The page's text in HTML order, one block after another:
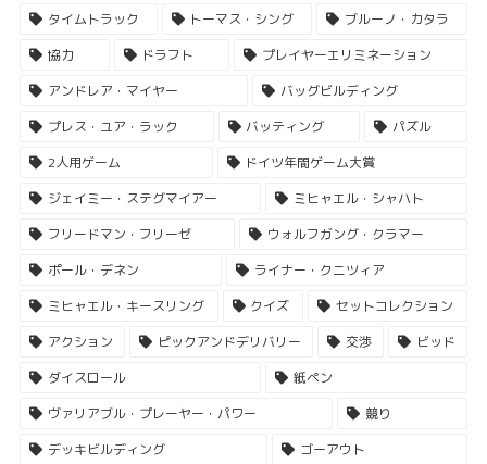
タイムトラック
トーマス・シング
ブルーノ・カタラ
協力
ドラフト
プレイヤーエリミネーション
アンドレア・マイヤー
バッグビルディング
プレス・ユア・ラック
バッティング
パズル
2人用ゲーム
ドイツ年間ゲーム大賞
ジェイミー・ステグマイアー
ミヒャエル・シャハト
フリードマン・フリーゼ
ウォルフガング・クラマー
ポール・デネン
ライナー・クニツィア
ミヒャエル・キースリング
クイズ
セットコレクション
アクション
ピックアンドデリバリー 交渉
ビッド
ダイスロール
紙ペン
ヴァリアブル・プレーヤー・パワー
競り
デッキビルディング
ゴーアウト